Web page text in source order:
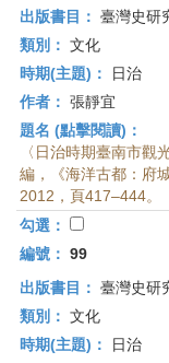
出版書目： 臺灣史研
類別： 文化
時期(主題)：
日治
作者： 張靜宜
題名 (點擊閱讀)：
〈日治時期臺南市觀
編，《海洋古都：府
2012，頁417–444。
勾選：
編號： 99
出版書目： 臺灣史研
類別： 文化
時期(主題)：
日治